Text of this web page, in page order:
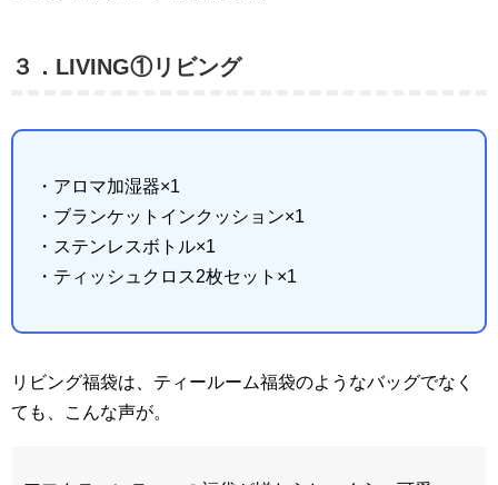
３．LIVING①リビング
・アロマ加湿器×1
・ブランケットインクッション×1
・ステンレスボトル×1
・ティッシュクロス2枚セット×1
リビング福袋は、ティールーム福袋のようなバッグでなく
ても、こんな声が。